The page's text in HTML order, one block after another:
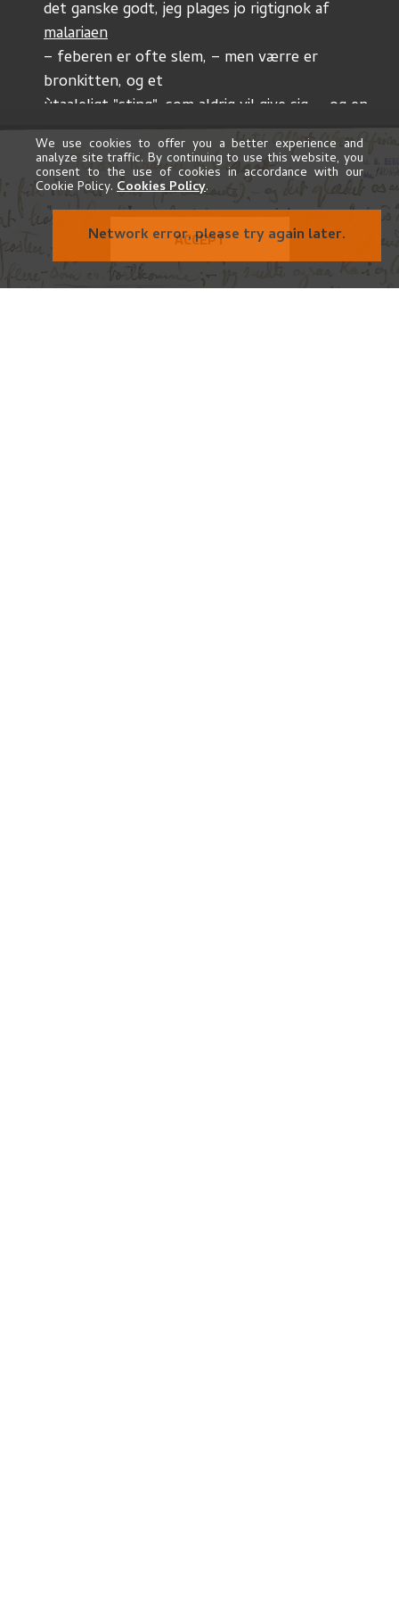
malariaen
– feberen er ofte slem, – men værre er
bronkitten, og et
ùtaaleligt "sting", som aldrig vil give sig, – og en
hoste, som
jeg aldrig har havt maken til, – den helves
toùren til
Hvalöerne bragte mig en slem forkjölelse, som
jeg vist
ogsaa dertil kom de hundredevis
We use cookies to offer you a better experience and
analyze site traffic. By continuing to use this website, you
consent to the use of cookies in accordance with our
Cookie Policy. Cookies Policy.
ACCEPT